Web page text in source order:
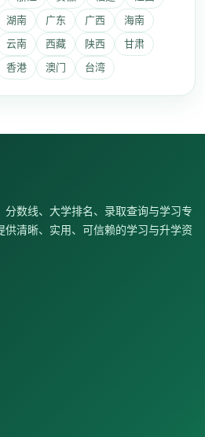
湖南 广东 广西
海南
云南 西藏 陕西
甘肃
香港 澳门 台湾
数线、大学排名、录取查询与学习专
清晰、实用、可信赖的学习与升学资